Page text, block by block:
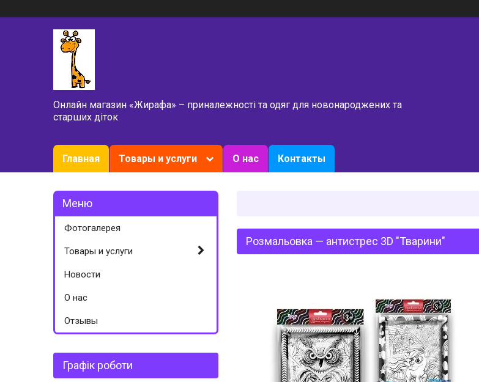
Онлайн магазин «Жирафа» – приналежності та одяг для новонароджених та
старших діток
Главная Товары и услуги О нас Контакты
Розмальовка — антистрес 3D "Тварини"
Фотогалерея
Товары и услуги
Новости
О нас
Отзывы
Графік роботи